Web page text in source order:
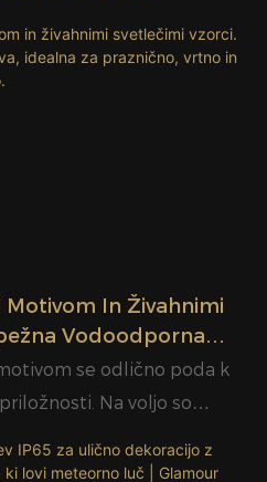
Festivale
Motivom In Živahnimi
Vodoodporna
Vrtno In
se odlično poda k
Na voljo so
ustrezajo različnim
se poda k božiču,